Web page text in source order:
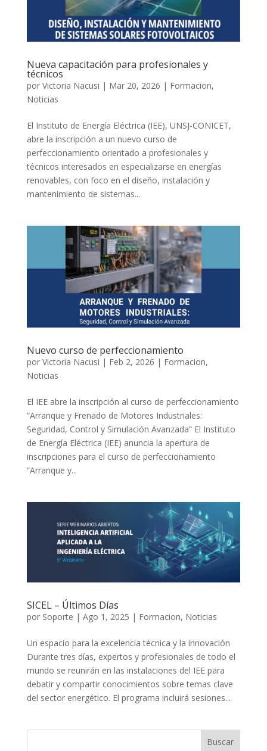
Nueva capacitación para profesionales y
técnicos
por Victoria Nacusi | Mar 20, 2026 | Formacion,
Noticias
El Instituto de Energía Eléctrica (IEE), UNSJ-CONICET,
abre la inscripción a un nuevo curso de
perfeccionamiento orientado a profesionales y
técnicos interesados en especializarse en energías
renovables, con foco en el diseño, instalación y
mantenimiento de sistemas...
Nuevo curso de perfeccionamiento
por Victoria Nacusi | Feb 2, 2026 | Formacion,
Noticias
El IEE abre la inscripción al curso de perfeccionamiento
“Arranque y Frenado de Motores Industriales:
Seguridad, Control y Simulación Avanzada” El Instituto
de Energía Eléctrica (IEE) anuncia la apertura de
inscripciones para el curso de perfeccionamiento
“Arranque y...
SICEL – Últimos Días
por Soporte | Ago 1, 2025 | Formacion, Noticias
Un espacio para la excelencia técnica y la innovación
Durante tres días, expertos y profesionales de todo el
mundo se reunirán en las instalaciones del IEE para
debatir y compartir conocimientos sobre temas clave
del sector energético. El programa incluirá sesiones...
Buscar